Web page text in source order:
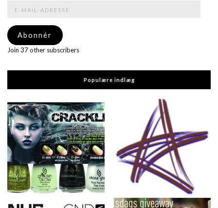
adresse
Abonnér
Join 37 other subscribers
Populære indlæg